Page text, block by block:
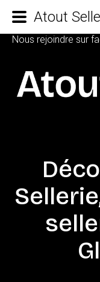
Nous rejoindre sur
Atout